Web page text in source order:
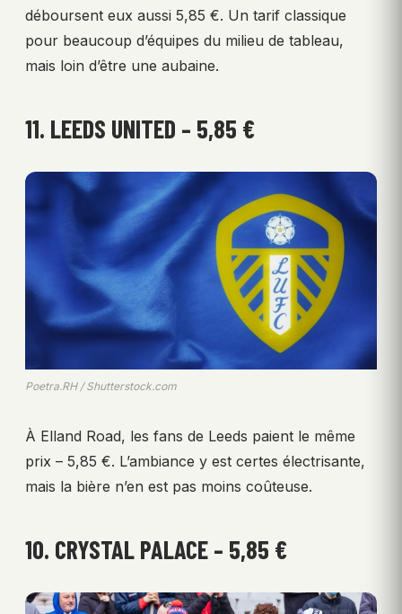
déboursent eux aussi 5,85 €. Un tarif classique
pour beaucoup d’équipes du milieu de tableau,
mais loin d’être une aubaine.
11. LEEDS UNITED – 5,85 €
Poetra.RH / Shutterstock.com
À Elland Road, les fans de Leeds paient le même
prix – 5,85 €. L’ambiance y est certes électrisante,
mais la bière n’en est pas moins coûteuse.
10. CRYSTAL PALACE – 5,85 €